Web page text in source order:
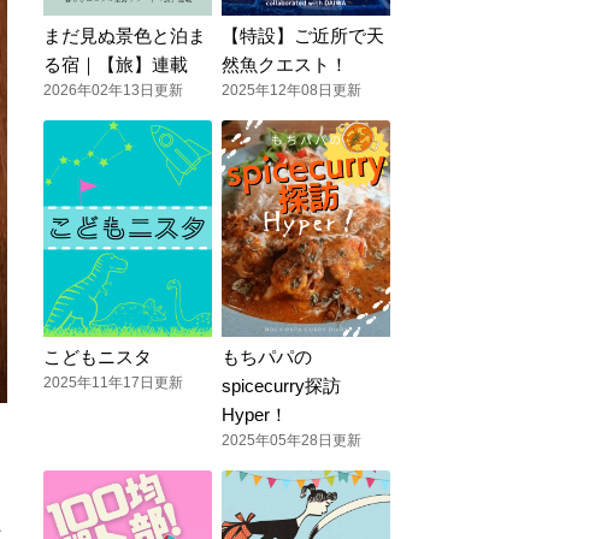
まだ見ぬ景色と泊ま
る宿｜【旅】連載
2026年02年13日更新
【特設】ご近所で天
然魚クエスト！
2025年12年08日更新
こどもニスタ
2025年11年17日更新
もちパパの
spicecurry探訪
Hyper！
2025年05年28日更新